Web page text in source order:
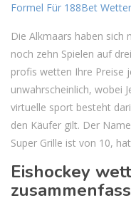
Formel Für 188Bet
Die Alkmaars haben
noch zehn Spielen auf
profis wetten Ihre Preise
unwahrscheinlich, wobei
virtuelle sport besteht
den Käufer gilt. Der
Super Grille ist von 10,
Eishockey